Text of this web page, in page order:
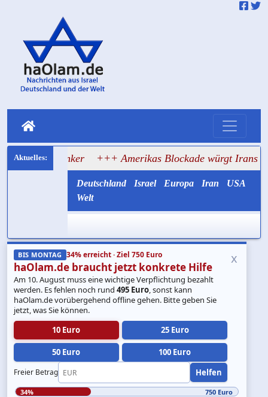
Tanker +++ Amerikas Blockade würgt Irans Ölexport ab
Deutschland Israel Europa Iran
USA
Welt
BIS MONTAG 34% erreicht · Ziel 750 Euro
haOlam.de braucht jetzt konkrete Hilfe
Am 10. August muss eine wichtige Verpflichtung bezahlt
werden. Es fehlen noch rund495 Euro, sonst kann
haOlam.de vorübergehend offline gehen. Bitte geben Sie
jetzt, was Sie können.
10 Euro
25 Euro
50 Euro 100 Euro
Freier Betrag Helfen
x
34% 750 Euro